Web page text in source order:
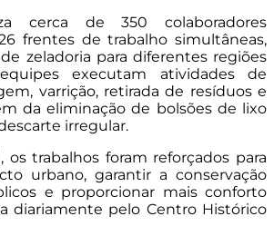
cerca de 350 colaboradores
frentes de trabalho simultâneas,
zeladoria para diferentes regiões
executam atividades de
varrição, retirada de resíduos e
da eliminação de bolsões de lixo
irregular.
os trabalhos foram reforçados para
urbano, garantir a conservação
e proporcionar mais conforto
diariamente pelo Centro Histórico